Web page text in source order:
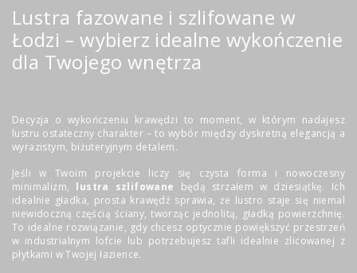
Lustra fazowane i szlifowane w
Łodzi – wybierz idealne wykończenie
dla Twojego wnętrza
Decyzja o wykończeniu krawędzi to moment, w którym nadajesz
lustru ostateczny charakter – to wybór między dyskretną elegancją a
wyrazistym, biżuteryjnym detalem.
Jeśli w Twoim projekcie liczy się czysta forma i nowoczesny
minimalizm, lustra szlifowane będą strzałem w dziesiątkę. Ich
idealnie gładka, prosta krawędź sprawia, że lustro staje się niemal
niewidoczną częścią ściany, tworząc jednolitą, gładką powierzchnię.
To idealne rozwiązanie, gdy chcesz optycznie powiększyć przestrzeń
w industrialnym lofcie lub potrzebujesz tafli idealnie zlicowanej z
płytkami w Twojej łazience.